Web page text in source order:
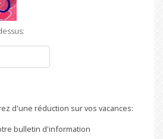
d'une réduction sur vos vacances:
bulletin d'information